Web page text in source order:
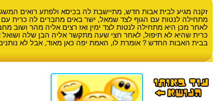
זקנה מגיע לבית אבות חדש, מתיישבת לה בכיסא ולפתע רואים
מתחילה לנטות עם הגוף לצד שמאל, ישר באים מחברים לה כרית
לאחר מכן היא מתחילה לנטות לצד ימין ואז רצים אליה מהר ושוב
כרית שהיא לא תיפול, לאחר חצי שעה מתקשר אליה הבן שלה ושואל
בבית האבות החדש ? אומרת לו, האמת יפה כאן מאוד, אבל לא